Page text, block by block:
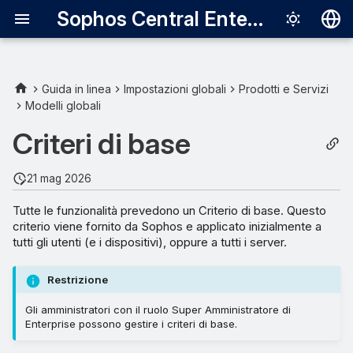
Sophos Central Enterprise
English
한국어
Guida in linea Impostazioni globali
Prodotti e Servizi
Modelli globali
Criteri di base
21 mag 2026
Tutte le funzionalità prevedono un Criterio di base. Questo
criterio viene fornito da Sophos e applicato inizialmente a
tutti gli utenti (e i dispositivi), oppure a tutti i server.
Restrizione
Gli amministratori con il ruolo Super Amministratore di
Enterprise possono gestire i criteri di base.